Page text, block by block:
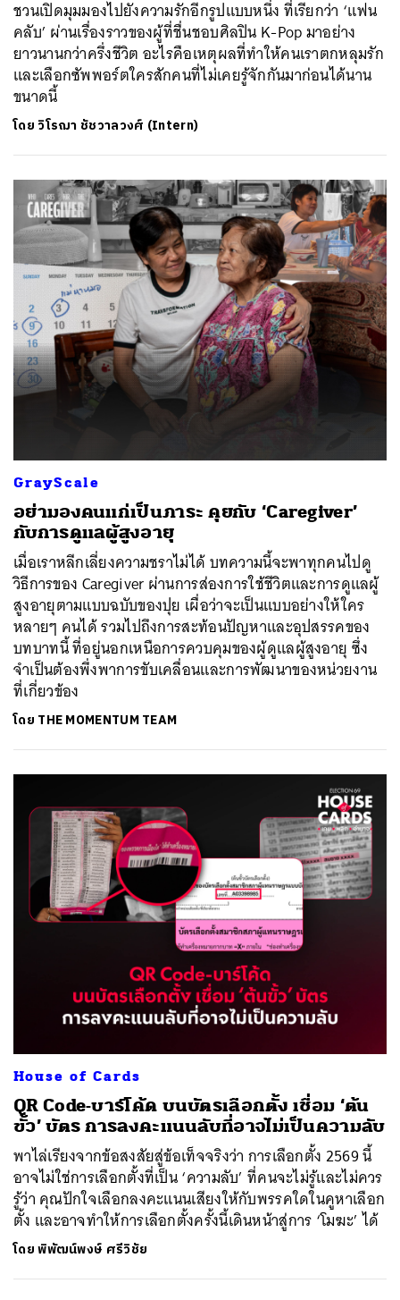
ชวนเปิดมุมมองไปยังความรักอีกรูปแบบหนึ่ง ที่เรียกว่า ‘แฟน
คลับ’ ผ่านเรื่องราวของผู้ที่ชื่นชอบศิลปิน K-Pop มาอย่าง
ยาวนานกว่าครึ่งชีวิต อะไรคือเหตุผลที่ทำให้คนเราตกหลุมรัก
และเลือกซัพพอร์ตใครสักคนที่ไม่เคยรู้จักกันมาก่อนได้นาน
ขนาดนี้
โดยวิโรฌา ชัชวาลวงศ์ (Intern)
GrayScale
อย่ามองคนแก่เป็นภาระ คุยกับ ‘Caregiver’
กับการดูแลผู้สูงอายุ
เมื่อเราหลีกเลี่ยงความชราไม่ได้ บทความนี้จะพาทุกคนไปดู
วิธีการของ Caregiver ผ่านการส่องการใช้ชีวิตและการดูแลผู้
สูงอายุตามแบบฉบับของปุย เผื่อว่าจะเป็นแบบอย่างให้ใคร
หลายๆ คนได้ รวมไปถึงการสะท้อนปัญหาและอุปสรรคของ
บทบาทนี้ ที่อยู่นอกเหนือการควบคุมของผู้ดูแลผู้สูงอายุ ซึ่ง
จำเป็นต้องพึ่งพาการขับเคลื่อนและการพัฒนาของหน่วยงาน
ที่เกี่ยวข้อง
โดย THE MOMENTUM TEAM
House of Cards
QR Code-บาร์โค้ด บนบัตรเลือกตั้ง เชื่อม ‘ต้น
ขั้ว’ บัตร การลงคะแนนลับที่อาจไม่เป็นความลับ
พาไล่เรียงจากข้อสงสัยสู่ข้อเท็จจริงว่า การเลือกตั้ง 2569 นี้
อาจไม่ใช่การเลือกตั้งที่เป็น ‘ความลับ’ ที่คนจะไม่รู้และไม่ควร
รู้ว่า คุณปักใจเลือกลงคะแนนเสียงให้กับพรรคใดในคูหาเลือก
ตั้ง และอาจทำให้การเลือกตั้งครั้งนี้เดินหน้าสู่การ ‘โมฆะ’ ได้
โดยพิพัฒน์พงษ์ ศรีวิชัย